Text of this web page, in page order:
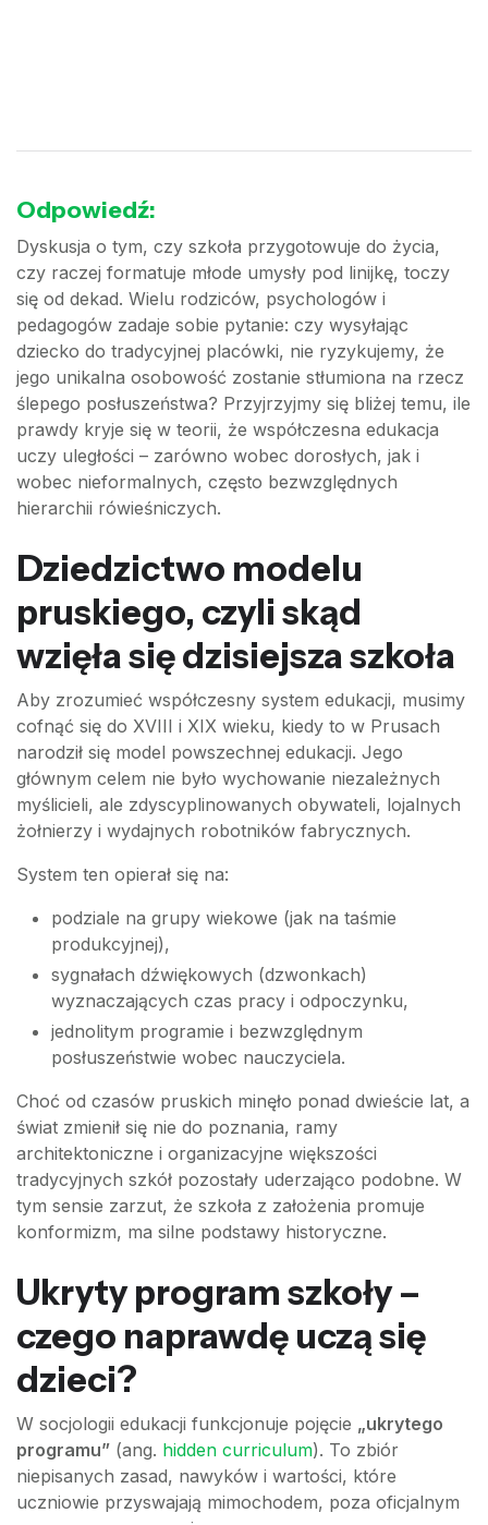
Odpowiedź:
Dyskusja o tym, czy szkoła przygotowuje do życia,
czy raczej formatuje młode umysły pod linijkę, toczy
się od dekad. Wielu rodziców, psychologów i
pedagogów zadaje sobie pytanie: czy wysyłając
dziecko do tradycyjnej placówki, nie ryzykujemy, że
jego unikalna osobowość zostanie stłumiona na rzecz
ślepego posłuszeństwa? Przyjrzyjmy się bliżej temu, ile
prawdy kryje się w teorii, że współczesna edukacja
uczy uległości – zarówno wobec dorosłych, jak i
wobec nieformalnych, często bezwzględnych
hierarchii rówieśniczych.
Dziedzictwo modelu
pruskiego, czyli skąd
wzięła się dzisiejsza szkoła
Aby zrozumieć współczesny system edukacji, musimy
cofnąć się do XVIII i XIX wieku, kiedy to w Prusach
narodził się model powszechnej edukacji. Jego
głównym celem nie było wychowanie niezależnych
myślicieli, ale zdyscyplinowanych obywateli, lojalnych
żołnierzy i wydajnych robotników fabrycznych.
System ten opierał się na:
podziale na grupy wiekowe (jak na taśmie
produkcyjnej),
sygnałach dźwiękowych (dzwonkach)
wyznaczających czas pracy i odpoczynku,
jednolitym programie i bezwzględnym
posłuszeństwie wobec nauczyciela.
Choć od czasów pruskich minęło ponad dwieście lat, a
świat zmienił się nie do poznania, ramy
architektoniczne i organizacyjne większości
tradycyjnych szkół pozostały uderzająco podobne. W
tym sensie zarzut, że szkoła z założenia promuje
konformizm, ma silne podstawy historyczne.
Ukryty program szkoły –
czego naprawdę uczą się
dzieci?
W socjologii edukacji funkcjonuje pojęcie „ukrytego
programu” (ang. hidden curriculum). To zbiór
niepisanych zasad, nawyków i wartości, które
uczniowie przyswajają mimochodem, poza oficjalnym